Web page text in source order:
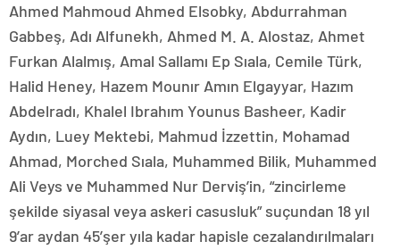
Ahmed Mahmoud Ahmed Elsobky, Abdurrahman
Gabbeş, Adı Alfunekh, Ahmed M. A. Alostaz, Ahmet
Furkan Alalmış, Amal Sallamı Ep Sıala, Cemile Türk,
Halid Heney, Hazem Mounır Amın Elgayyar, Hazım
Abdelradı, Khalel Ibrahım Younus Basheer, Kadir
Aydın, Luey Mektebi, Mahmud İzzettin, Mohamad
Ahmad, Morched Sıala, Muhammed Bilik, Muhammed
Ali Veys ve Muhammed Nur Derviş’in, “zincirleme
şekilde siyasal veya askeri casusluk” suçundan 18 yıl
9’ar aydan 45’şer yıla kadar hapisle cezalandırılmaları